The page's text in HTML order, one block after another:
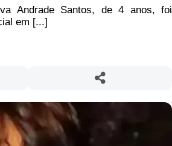
Andrade Santos, de 4 anos, foi
em [...]